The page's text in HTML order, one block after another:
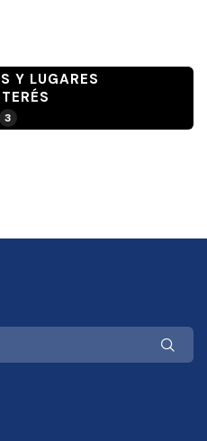
Y LUGARES
3